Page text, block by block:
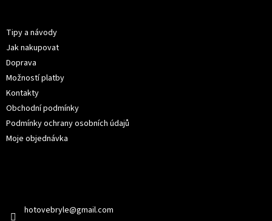
Tipy a návody
Jak nakupovat
Doprava
Možností platby
Kontakty
Obchodní podmínky
Podmínky ochrany osobních údajů
Moje objednávka
hotovebryle@gmail.com